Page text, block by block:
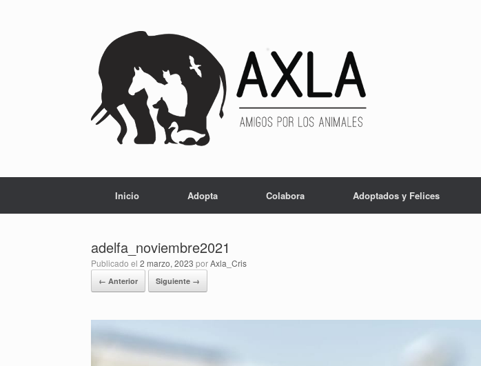
Inicio Adopta Colabora Adoptados y Felices
adelfa_noviembre2021
Publicado el 2 marzo, 2023 porAxla_Cris
← Anterior Siguiente →